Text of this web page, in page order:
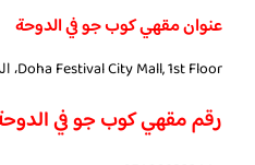
عنوان مقهي كوب جو في الدوحة
Doha Festival City Mall, 1st Floor، الدوحة، قطر
رقم مقهي كوب جو في